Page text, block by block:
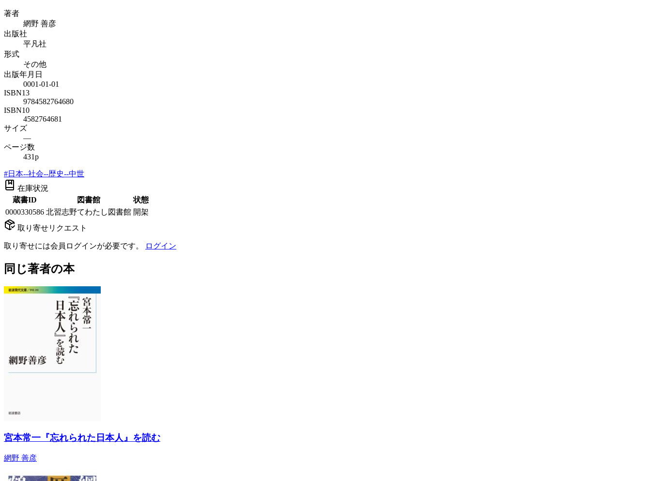
著者
網野 善彦
出版社
平凡社
形式
その他
出版年月日
0001-01-01
ISBN13
9784582764680
ISBN10
4582764681
サイズ
—
ページ数
431p
#日本--社会--歴史--中世
在庫状況
蔵書ID
図書館
状態
0000330586 北習志野てわたし図書館 開架
取り寄せリクエスト
取り寄せには会員ログインが必要です。 ログイン
同じ著者の本
宮本常一『忘れられた日本人』を読む
網野 善彦